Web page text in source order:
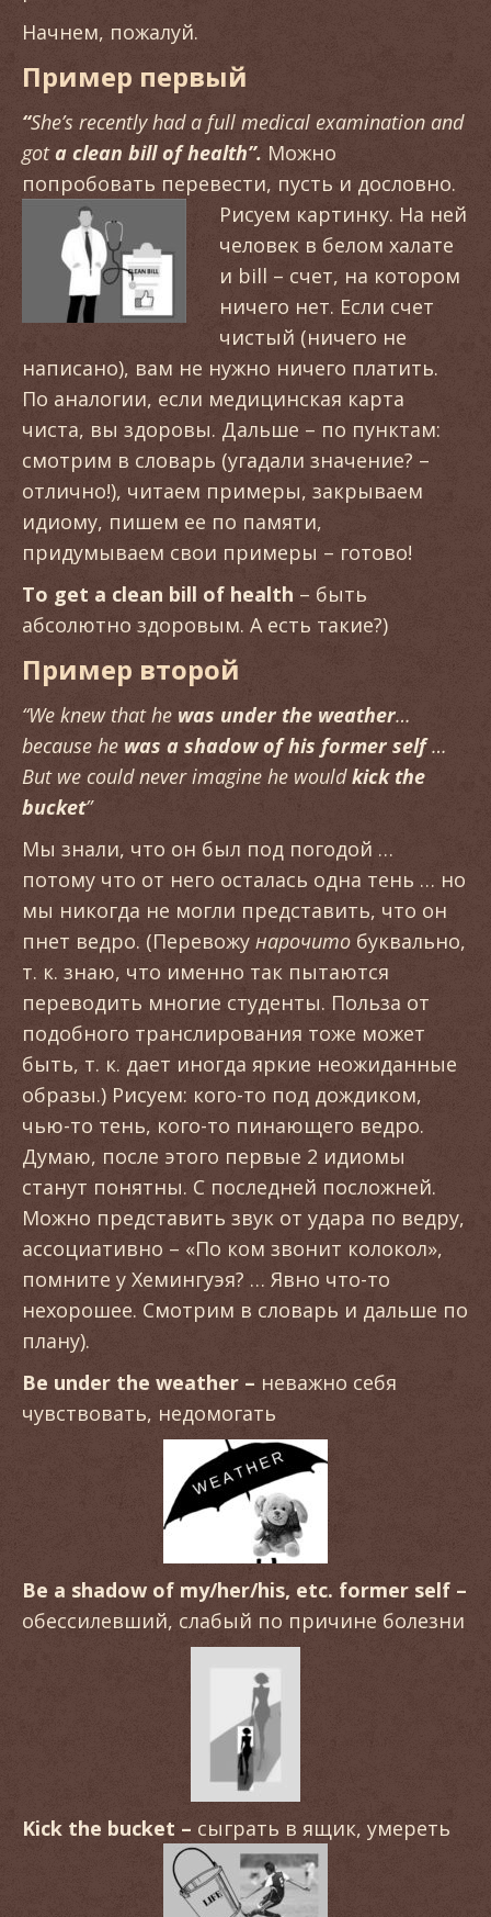
Начнем, пожалуй.
Пример первый
“She’s recently had a full medical examination and
gota clean bill of health”. Можно
попробовать перевести, пусть и дословно.
Рисуем картинку. На ней
человек в белом халате
и bill – счет, на котором
ничего нет. Если счет
чистый (ничего не
написано), вам не нужно ничего платить.
По аналогии, если медицинская карта
чиста, вы здоровы. Дальше – по пунктам:
смотрим в словарь (угадали значение? –
отлично!), читаем примеры, закрываем
идиому, пишем ее по памяти,
придумываем свои примеры – готово!
To get a clean bill of health – быть
абсолютно здоровым. А есть такие?)
Пример второй
“We knew that he was under the weather…
because he was a shadow of his former self…
But we could never imagine he wouldkick the
bucket”
Мы знали, что он был под погодой …
потому что от него осталась одна тень … но
мы никогда не могли представить, что он
пнет ведро. (Перевожу нарочито буквально,
т. к. знаю, что именно так пытаются
переводить многие студенты. Польза от
подобного транслирования тоже может
быть, т. к. дает иногда яркие неожиданные
образы.) Рисуем: кого-то под дождиком,
чью-то тень, кого-то пинающего ведро.
Думаю, после этого первые 2 идиомы
станут понятны. С последней посложней.
Можно представить звук от удара по ведру,
ассоциативно – «По ком звонит колокол»,
помните у Хемингуэя? … Явно что-то
нехорошее. Смотрим в словарь и дальше по
плану).
Be under the weather – неважно себя
чувствовать, недомогать
Be a shadow of my/her/his, etc. former self –
обессилевший, слабый по причине болезни
Kick the bucket – сыграть в ящик, умереть